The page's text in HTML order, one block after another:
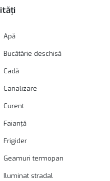
Apă
Bucătărie deschisă
Cadă
Canalizare
Curent
Faianță
Frigider
Geamuri termopan
Iluminat stradal